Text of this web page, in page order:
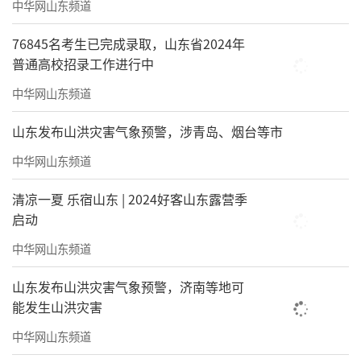
题热榜，没想到山东虽然处在北方，但消费力
不低。
山姆没有放弃在北方开店的“野心”
开始“收割”北方中产
图源：青岛商业
中华网山东频道
76845名考生已完成录取，山东省2024年
普通高校招录工作进行中
中华网山东频道
山东发布山洪灾害气象预警，涉青岛、烟台等市
中华网山东频道
清凉一夏 乐宿山东 | 2024好客山东露营季
启动
中华网山东频道
山东发布山洪灾害气象预警，济南等地可
能发生山洪灾害
中华网山东频道